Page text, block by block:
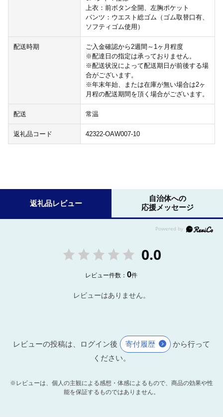
上衣：前ボタン全開、左胸ポケット
パンツ：ウエスト総ゴム（ゴム取替口有、
ソフティゴム使用）
配送時期
ご入金確認から2週間～1ヶ月程度
※配達日の指定は承っておりません。
※配送状況によって配送期日が前後する場
合がございます。
※年末年始、または在庫が無い場合は2ヶ
月程の配送期間を頂く場合がございます。
配送 常温
返礼品コード 42322-OAW007-10
返礼品レビュー
自治体への
応援メッセージ
0.0
レビュー件数：0件
レビューはありません。
レビューの投稿は、ログイン後 寄付履歴
から行って
ください。
※レビューは、個人の主観による感想・体感によるもので、商品の効果や性
能を保証するものではありません。